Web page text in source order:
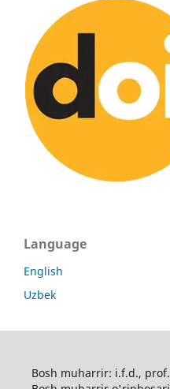
Language
English
Uzbek
Bosh muharrir: i.f.d., prof.